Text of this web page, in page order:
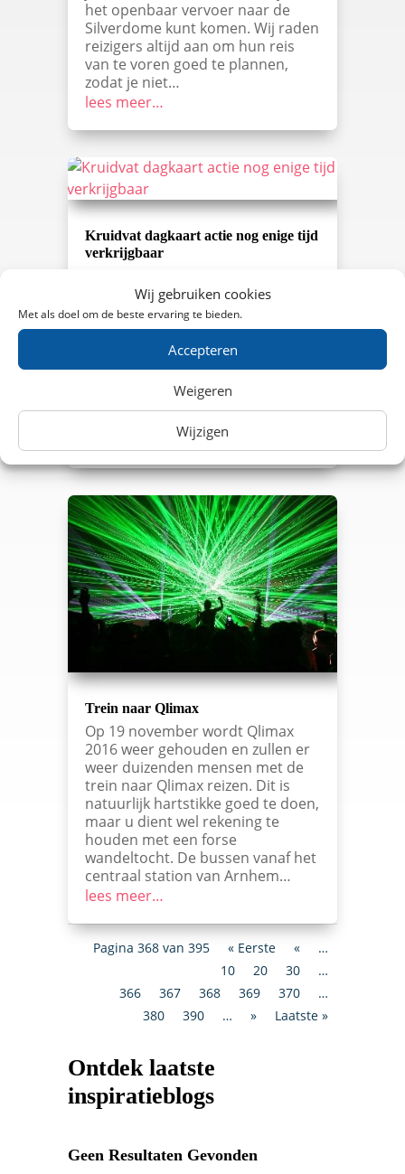
Wij gebruiken cookies
Met als doel om de beste ervaring te bieden.
Accepteren
Weigeren
Wijzigen
het openbaar vervoer naar de
Silverdome kunt komen. Wij raden
reizigers altijd aan om hun reis
van te voren goed te plannen,
zodat je niet…
lees meer…
Kruidvat dagkaart actie nog enige tijd
verkrijgbaar
dagkaart actie is nog maar enkele
dagen verkrijgbaar! Met de
Kruidvat dagkaart is het mogelijk
om een hele dag in het weekend
onbeperkt te treinen door heel
Nederland. U kunt vanaf 5 oktober
tot en met 19 januari zelf een dag
Trein naar Qlimax
Op 19 november wordt Qlimax
2016 weer gehouden en zullen er
weer duizenden mensen met de
trein naar Qlimax reizen. Dit is
natuurlijk hartstikke goed te doen,
maar u dient wel rekening te
houden met een forse
wandeltocht. De bussen vanaf het
centraal station van Arnhem…
lees meer…
Pagina 368 van 395 « Eerste «
…
10
20 30
…
366
367 368 369 370
…
380
390 … » Laatste »
Ontdek laatste
inspiratieblogs
Geen Resultaten Gevonden